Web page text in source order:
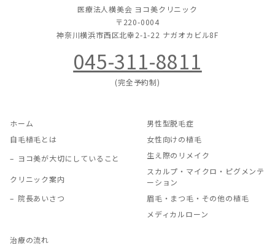
医療法人横美会 ヨコ美クリニック
〒220-0004
神奈川横浜市西区北幸2-1-22 ナガオカビル8F
045-311-8811
(完全予約制)
ホーム
自毛植毛とは
ヨコ美が大切にしていること
クリニック案内
院長あいさつ
男性型脱毛症
女性向けの植毛
生え際のリメイク
スカルプ・マイクロ・ピグメンテ
ーション
眉毛・まつ毛・その他の植毛
メディカルローン
治療の流れ